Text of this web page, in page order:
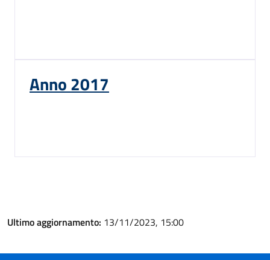
Anno 2017
Ultimo aggiornamento: 13/11/2023, 15:00